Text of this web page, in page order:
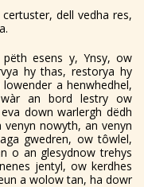
dell vedha res,
esens y, Ynsy, ow
hy thas, restorya hy
a henwhedhel,
an bord lestry ow
down warlergh dëdh
nowyth, an venyn
gwedren, ow tôwlel,
o an glesydnow trehys
jentyl, ow kerdhes
a wolow tan, ha dowr